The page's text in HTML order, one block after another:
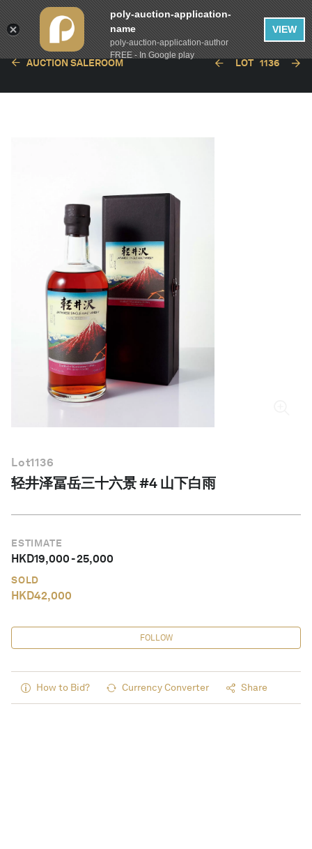
简体中文
AUCTION SALEROOM LOT 1136
Lot1136
轻井泽冨岳三十六景 #4 山下白雨
ESTIMATE
HKD19,000-25,000
SOLD
HKD42,000
FOLLOW
How to Bid? Currency Converter Share
poly-auction-application-
name
poly-auction-application-author
FREE - In Google play
VIEW